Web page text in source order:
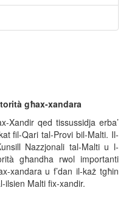
għax-xandara
Xandir qed tissussidja erba’
fil-Qari tal-Provi bil-Malti. Il-
Nazzjonali tal-Malti u l-
għandha rwol importanti
xandara u f’dan il-każ tgħin
ilsien Malti fix-xandir.